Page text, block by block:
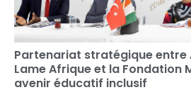
Partenariat stratégique entre
Lame Afrique et la Fondation
avenir éducatif inclusif